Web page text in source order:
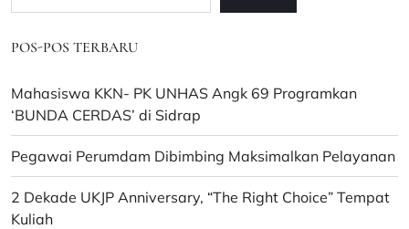
Hamil
POS-POS TERBARU
Mahasiswa KKN- PK UNHAS Angk 69 Programkan
‘BUNDA CERDAS’ di Sidrap
Pegawai Perumdam Dibimbing Maksimalkan Pelayanan
2 Dekade UKJP Anniversary, “The Right Choice” Tempat
Kuliah